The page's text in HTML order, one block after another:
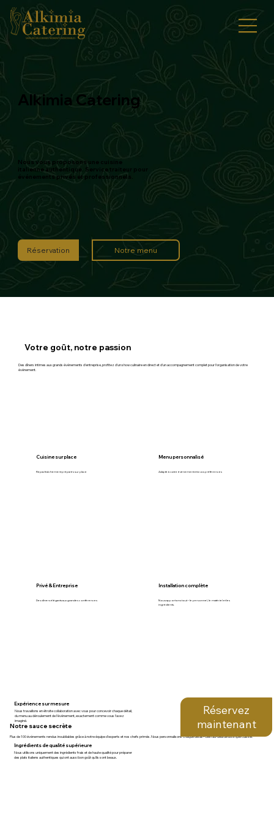
Alkimia Catering
Nous vous proposons une cuisine
italienne authentique. Service traiteur pour
événements privés et professionnels.
Réservation Notre menu
Votre goût, notre passion
Des dîners intimes aux grands événements d’entreprise, profitez d’un show culinaire en direct et d’un accompagnement complet pour l’organisation de votre
événement.
Cuisine sur place
Repas fraîchement préparés sur place
Menu personnalisé
Adapté à votre événement et à vos préférences
Privé & Entreprise
Des dîners élégants aux grandes conférences
Installation complète
Nous apportons tout – le personnel, le matériel et les
ingrédients.
Notre sauce secrète
Plus de 100 événements rendus inoubliables grâce à notre équipe d’experts et nos chefs primés. Nous personnalisons chaque détail – bien au-delà de la simple cuisine.
Expérience sur mesure
Nous travaillons en étroite collaboration avec vous pour concevoir chaque détail,
du menu au déroulement de l'événement, exactement comme vous l’avez
imaginé.
Ingrédients de qualité supérieure
Nous utilisons uniquement des ingrédients frais et de haute qualité pour préparer
des plats italiens authentiques qui ont aussi bon goût qu’ils sont beaux.
Réservez
maintenant